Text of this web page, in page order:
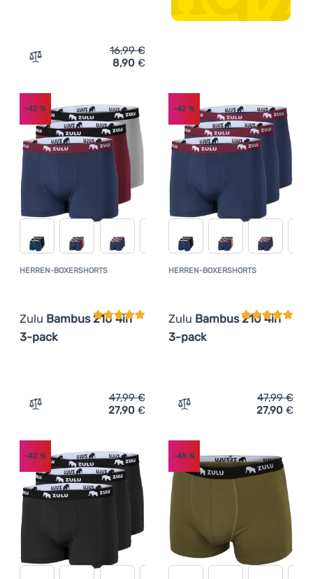
Zum Vergleich 'Herren-Boxershorts Zulu Bambus 210
16,99€
8,90 €
HERREN-BOXERSHORTS
Zulu Bambus 210 4in
3-pack
Kundenbewertung
-42 %
Zum Vergleich 'Herren-Boxershorts Zulu Bambus 210
47,99€
27,90 €
HERREN-BOXERSHORTS
Zulu Bambus 210 4in
3-pack
-42%
Zum Vergleich 'Herren-
47,99€
27,90 €
-42 % -48%